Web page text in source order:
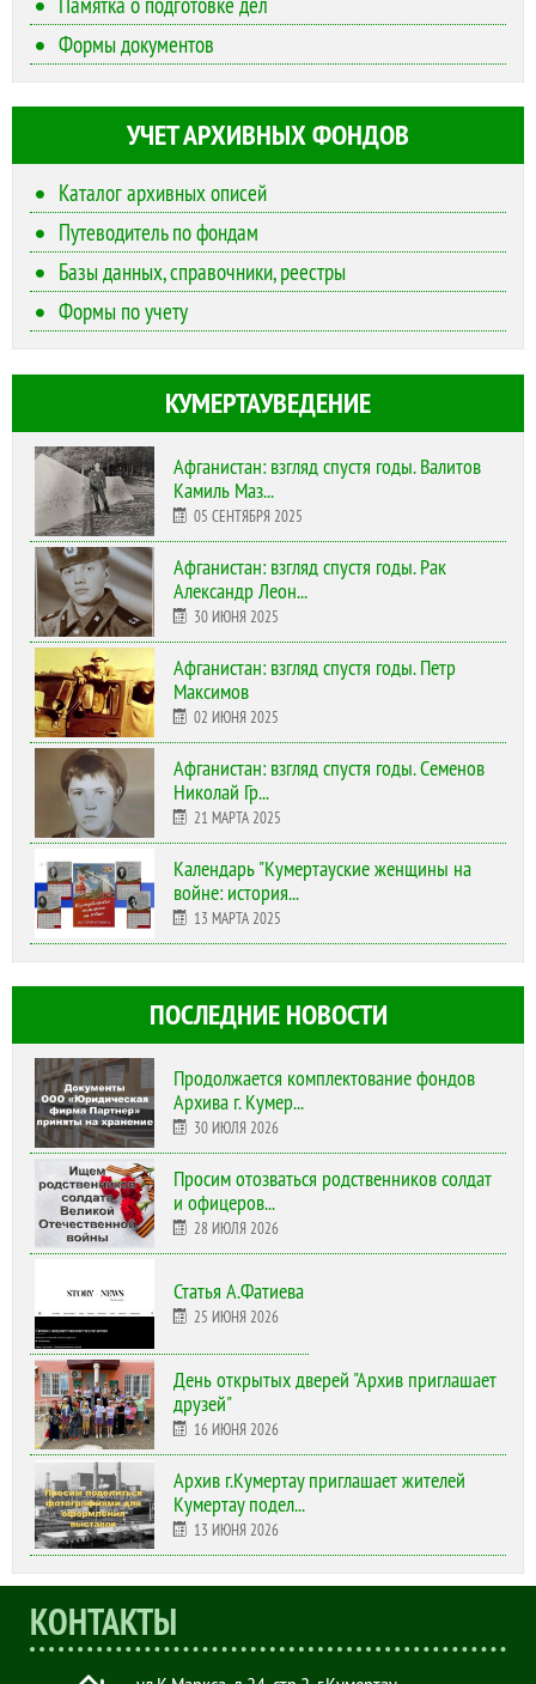
Формы документов
УЧЕТ АРХИВНЫХ ФОНДОВ
Каталог архивных описей
Путеводитель по фондам
Базы данных, справочники, реестры
Формы по учету
КУМЕРТАУВЕДЕНИЕ
Афганистан: взгляд спустя годы. Валитов
Камиль Маз...
05 СЕНТЯБРЯ 2025
Афганистан: взгляд спустя годы. Рак
Александр Леон...
30 ИЮНЯ 2025
Афганистан: взгляд спустя годы. Петр
Максимов
02 ИЮНЯ 2025
Афганистан: взгляд спустя годы. Семенов
Николай Гр...
21 МАРТА 2025
Календарь "Кумертауские женщины на
войне: история...
13 МАРТА 2025
ПОСЛЕДНИЕ НОВОСТИ
Продолжается комплектование фондов
Архива г. Кумер...
30 ИЮЛЯ 2026
Просим отозваться родственников солдат
и офицеров...
28 ИЮЛЯ 2026
Статья А.Фатиева
25 ИЮНЯ 2026
День открытых дверей "Архив приглашает
друзей"
16 ИЮНЯ 2026
Архив г.Кумертау приглашает жителей
Кумертау подел...
13 ИЮНЯ 2026
КОНТАКТЫ